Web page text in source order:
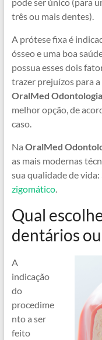
três ou mais dentes).
A prótese fixa é
ósseo e uma boa
possua esses dois
trazer prejuízos para
OralMed
melhor opção, de
caso.
Na OralMed
as mais modernas
sua qualidade de vida:
zigomático.
Qual
dentários
A
indicação
do
procedime
nto a ser
feito